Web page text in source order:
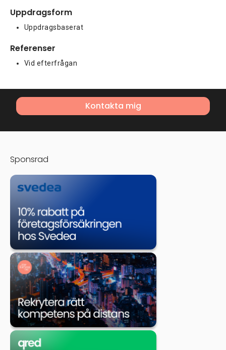
Uppdragsform
Uppdragsbaserat
Referenser
Vid efterfrågan
Kontakta mig
Sponsrad